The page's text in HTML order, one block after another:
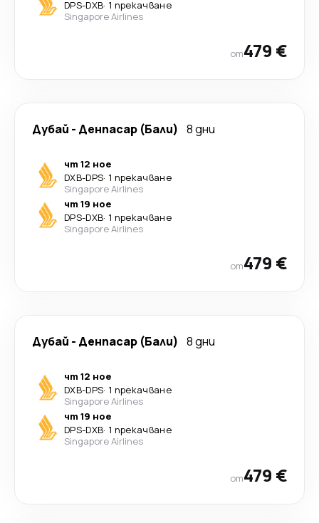
DPS-DXB· 1 прекачване
Singapore Airlines
от479 €
Дубай - Денпасар (Бали) 8 дни
чт 12 ное
DXB-DPS· 1 прекачване
Singapore Airlines
чт 19 ное
DPS-DXB· 1 прекачване
Singapore Airlines
от479 €
Дубай - Денпасар (Бали) 8 дни
чт 12 ное
DXB-DPS· 1 прекачване
Singapore Airlines
чт 19 ное
DPS-DXB· 1 прекачване
Singapore Airlines
от479 €